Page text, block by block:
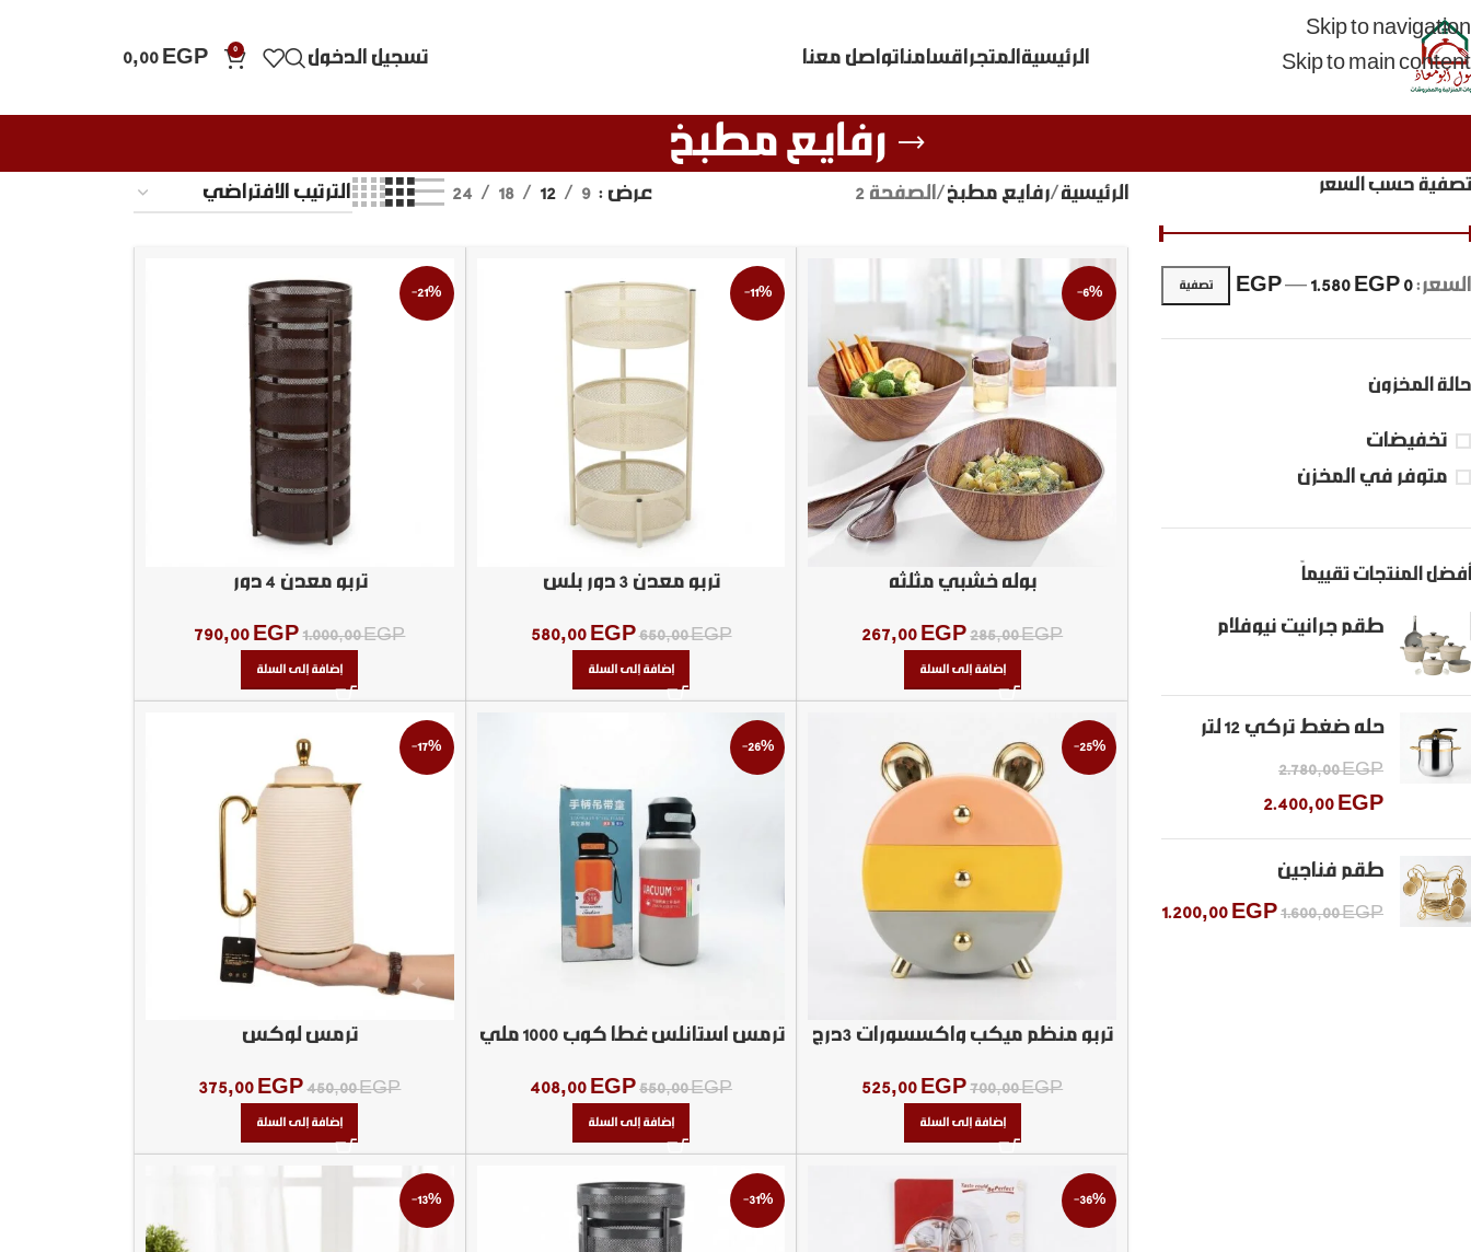
Skip to navigation
Skip to main content
الرئيسية المتجر اقسامنا تواصل معنا تسجيل الدخول 0
0,00 EGP
رفايع مطبخ
تصفية حسب السعر
تصفية السعر:0 EGP
— 1.580 EGP
حالة المخزون
تخفيضات
متوفر في المخزن
أفضل المنتجات تقييماً
طقم جرانيت نيوفلام
حله ضغط تركي ١٢ لتر
2.780,00EGP
2.400,00 EGP
طقم فناجين
1.600,00EGP
1.200,00 EGP
الرئيسية رفايع مطبخ الصفحة 2 عرض 9
12
18
24
-6%
بوله خشبي مثلثه
285,00EGP
267,00 EGP
إضافة إلى السلة
-11%
تربو معدن 3 دور بلس
650,00EGP
580,00 EGP
إضافة إلى السلة
-21%
تربو معدن 4 دور
1.000,00EGP
790,00 EGP
إضافة إلى السلة
-25%
تربو منظم ميكب واكسسورات 3درج
700,00EGP
525,00 EGP
إضافة إلى السلة
-26%
ترمس استانلس غطا كوب 1000 ملي
550,00EGP
408,00 EGP
إضافة إلى السلة
-17%
ترمس لوكس
450,00EGP
375,00 EGP
إضافة إلى السلة
-36%
-31%
-13%